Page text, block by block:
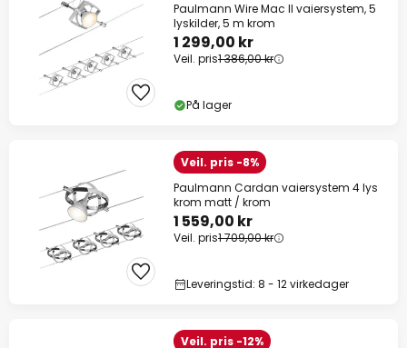
Paulmann Wire Mac II vaiersystem, 5
lyskilder, 5 m krom
1 299,00 kr
Veil. pris1 386,00 kr
På lager
Veil. pris -8%
Paulmann Cardan vaiersystem 4 lys
krom matt / krom
1 559,00 kr
Veil. pris1 709,00 kr
Leveringstid: 8 - 12 virkedager
Veil. pris -12%